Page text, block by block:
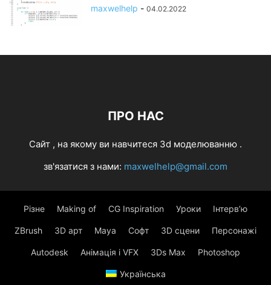
maxwelhelp - 04.02.2022
ПРО НАС
Cайт , на якому ви навчитеся 3d моделюванню .
зв'язатися з нами: maxwelhelp@gmail.com
Різне Making of CG Inspiration Уроки Інтерв’ю
ZBrush 3D арт Maya Софт 3D сцени Персонажі
Autodesk Анімація і VFX 3Ds Max Photoshop
Українська